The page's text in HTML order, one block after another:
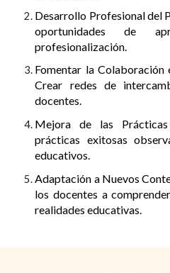
Desarrollo Profesional del
oportunidades de
profesionalización.
Fomentar la Colaboración
Crear redes de
docentes.
Mejora de las Prácticas
prácticas exitosas
educativos.
Adaptación a Nuevos
los docentes a
realidades educativas.